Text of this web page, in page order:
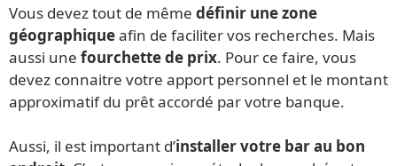
Vous devez tout de même définir une zone
géographiqueafin de faciliter vos recherches. Mais
aussi une fourchette de prix. Pour ce faire, vous
devez connaitre votre apport personnel et le montant
approximatif du prêt accordé par votre banque.
Aussi, il est important d’installer votre bar au bon